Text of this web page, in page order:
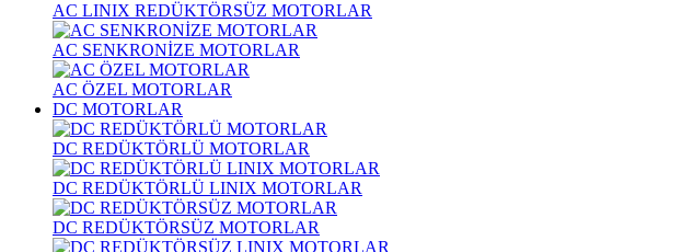
AC LINIX REDÜKTÖRSÜZ MOTORLAR
AC SENKRONİZE MOTORLAR
AC ÖZEL MOTORLAR
DC MOTORLAR
DC REDÜKTÖRLÜ MOTORLAR
DC REDÜKTÖRLÜ LINIX MOTORLAR
DC REDÜKTÖRSÜZ MOTORLAR